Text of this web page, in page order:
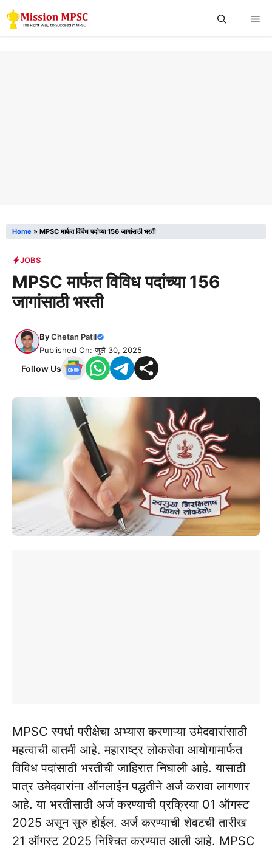
Skip
to
Home » MPSC मार्फत विविध पदांच्या 156 जागांसाठी भरती
JOBS
MPSC मार्फत विविध पदांच्या 156
जागांसाठी भरती
ByChetan Patil
Published On: जुलै 30, 2025
Follow Us
MPSC स्पर्धा परीक्षेचा अभ्यास करणाऱ्या उमेदवारांसाठी
महत्वाची बातमी आहे. महाराष्ट्र लोकसेवा आयोगामार्फत
विविध पदांसाठी भरतीची जाहिरात निघाली आहे. यासाठी
पात्र उमेदवारांना ऑनलाईन पद्धतीने अर्ज करावा लागणार
आहे. या भरतीसाठी अर्ज करण्याची प्रक्रिया 01 ऑगस्ट
2025 असून सुरु होईल. अर्ज करण्याची शेवटची तारीख
21 ऑगस्ट 2025 निश्चित करण्यात आली आहे. MPSC